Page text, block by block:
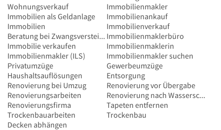
Wohnungsverkauf
Immobilienmakler
Immobilien als Geldanlage
Immobilienankauf
Immobilien
Immobilienverkauf
Beratung bei Zwangsversteigerungen Immobilienmaklerbüro
Immobilie verkaufen
Immobilienmaklerin
Immobilienmakler (ILS)
Immobilienmakler suchen
Privatumzüge
Gewerbeumzüge
Haushaltsauflösungen
Entsorgung
Renovierung bei Umzug
Renovierung vor Übergabe
Renovierungsarbeiten
Renovierung nach Wasserschäden
Renovierungsfirma
Tapeten entfernen
Trockenbauarbeiten
Trockenbau
Decken abhängen